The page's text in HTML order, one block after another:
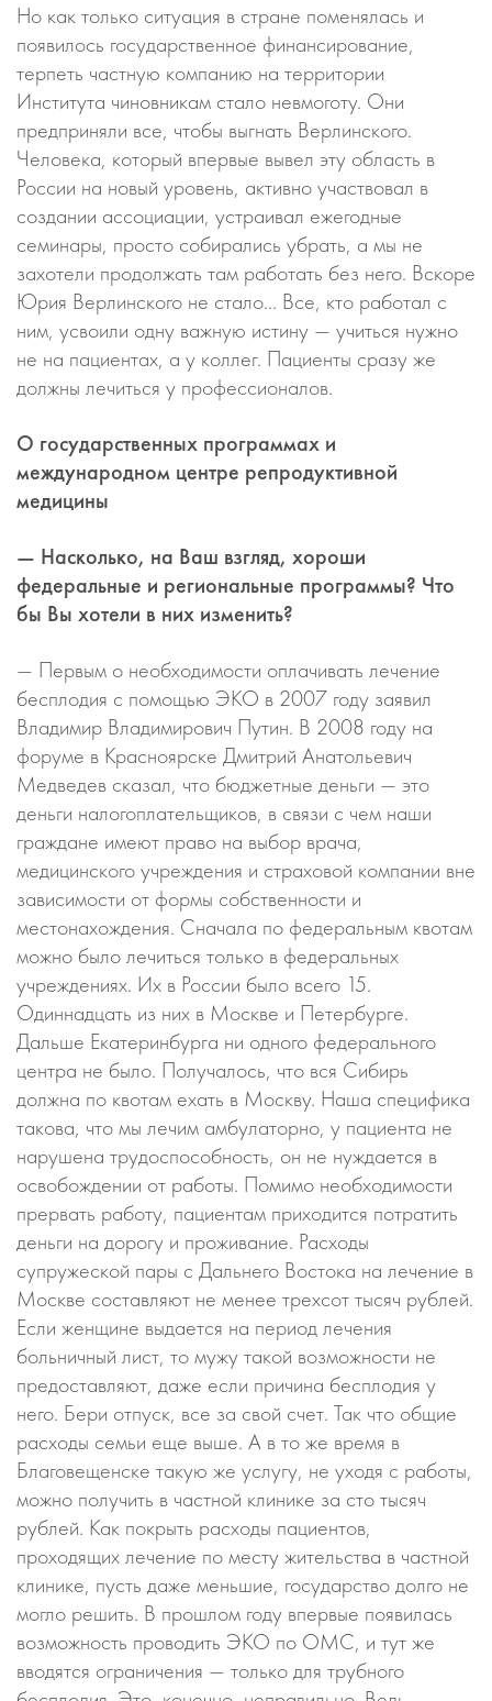
Но как только ситуация в стране поменялась и
появилось государственное финансирование,
терпеть частную компанию на территории
Института чиновникам стало невмоготу. Они
предприняли все, чтобы выгнать Верлинского.
Человека, который впервые вывел эту область в
России на новый уровень, активно участвовал в
создании ассоциации, устраивал ежегодные
семинары, просто собирались убрать, а мы не
захотели продолжать там работать без него. Вскоре
Юрия Верлинского не стало… Все, кто работал с
ним, усвоили одну важную истину — учиться нужно
не на пациентах, а у коллег. Пациенты сразу же
должны лечиться у профессионалов.
О государственных программах и
международном центре репродуктивной
медицины
— Насколько, на Ваш взгляд, хороши
федеральные и региональные программы? Что
бы Вы хотели в них изменить?
— Первым о необходимости оплачивать лечение
бесплодия с помощью ЭКО в 2007 году заявил
Владимир Владимирович Путин. В 2008 году на
форуме в Красноярске Дмитрий Анатольевич
Медведев сказал, что бюджетные деньги — это
деньги налогоплательщиков, в связи с чем наши
граждане имеют право на выбор врача,
медицинского учреждения и страховой компании вне
зависимости от формы собственности и
местонахождения. Сначала по федеральным квотам
можно было лечиться только в федеральных
учреждениях. Их в России было всего 15.
Одиннадцать из них в Москве и Петербурге.
Дальше Екатеринбурга ни одного федерального
центра не было. Получалось, что вся Сибирь
должна по квотам ехать в Москву. Наша специфика
такова, что мы лечим амбулаторно, у пациента не
нарушена трудоспособность, он не нуждается в
освобождении от работы. Помимо необходимости
прервать работу, пациентам приходится потратить
деньги на дорогу и проживание. Расходы
супружеской пары с Дальнего Востока на лечение в
Москве составляют не менее трехсот тысяч рублей.
Если женщине выдается на период лечения
больничный лист, то мужу такой возможности не
предоставляют, даже если причина бесплодия у
него. Бери отпуск, все за свой счет. Так что общие
расходы семьи еще выше. А в то же время в
Благовещенске такую же услугу, не уходя с работы,
можно получить в частной клинике за сто тысяч
рублей. Как покрыть расходы пациентов,
проходящих лечение по месту жительства в частной
клинике, пусть даже меньшие, государство долго не
могло решить. В прошлом году впервые появилась
возможность проводить ЭКО по ОМС, и тут же
вводятся ограничения — только для трубного